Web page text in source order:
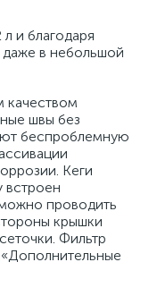
и благодаря
в небольшой
качеством
швы без
беспроблемную
Кеги
встроен
проводить
крышки
Фильтр